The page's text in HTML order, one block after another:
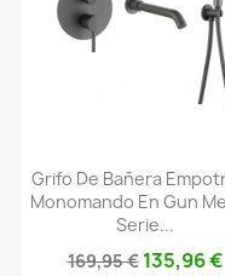
Grifo De Bañera
Monomando En Gun
Serie...
169,95 € 135,96 €